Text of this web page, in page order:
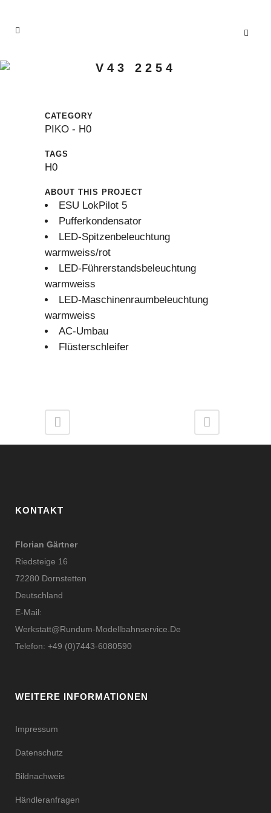
V43 2254
CATEGORY
PIKO - H0
TAGS
H0
ABOUT THIS PROJECT
ESU LokPilot 5
Pufferkondensator
LED-Spitzenbeleuchtung
warmweiss/rot
LED-Führerstandsbeleuchtung
warmweiss
LED-Maschinenraumbeleuchtung
warmweiss
AC-Umbau
Flüsterschleifer
KONTAKT
Florian Gärtner
Riedsteige 16
72280 Dornstetten
Deutschland
E-Mail:
Werkstatt@rundum-Modellbahnservice.de
Telefon: +49 (0)7443-6080590
WEITERE INFORMATIONEN
Impressum
Datenschutz
Bildnachweis
Händleranfragen